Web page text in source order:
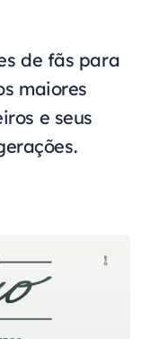
de fãs para
maiores
e seus